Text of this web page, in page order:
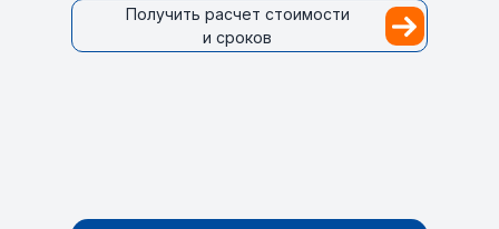
Получить расчет стоимости
и сроков